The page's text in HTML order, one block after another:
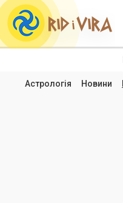
Астрологія Новини